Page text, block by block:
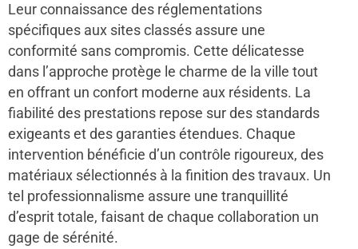
Leur connaissance des réglementations
spécifiques aux sites classés assure une
conformité sans compromis. Cette délicatesse
dans l’approche protège le charme de la ville tout
en offrant un confort moderne aux résidents. La
fiabilité des prestations repose sur des standards
exigeants et des garanties étendues. Chaque
intervention bénéficie d’un contrôle rigoureux, des
matériaux sélectionnés à la finition des travaux. Un
tel professionnalisme assure une tranquillité
d’esprit totale, faisant de chaque collaboration un
gage de sérénité.